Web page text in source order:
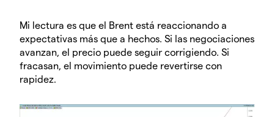
Mi lectura es que el Brent está reaccionando a
expectativas más que a hechos. Si las negociaciones
avanzan, el precio puede seguir corrigiendo. Si
fracasan, el movimiento puede revertirse con
rapidez.